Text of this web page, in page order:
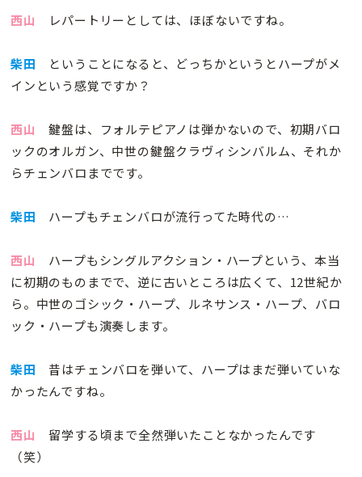
西山 レパートリーとしては、ほぼないですね。
柴田 ということになると、どっちかというとハープがメ
インという感覚ですか？
西山
鍵盤は、フォルテピアノは弾かないので、初期バロ
ックのオルガン、中世の鍵盤クラヴィシンバルム、それか
らチェンバロまでです。
柴田 ハープもチェンバロが流行ってた時代の…
西山
ハープもシングルアクション・ハープという、本当
に初期のものまでで、逆に古いところは広くて、12世紀か
ら。中世のゴシック・ハープ、ルネサンス・ハープ、バロ
ック・ハープも演奏します。
柴田 昔はチェンバロを弾いて、ハープはまだ弾いていな
かったんですね。
西山
留学する頃まで全然弾いたことなかったんです
（笑）